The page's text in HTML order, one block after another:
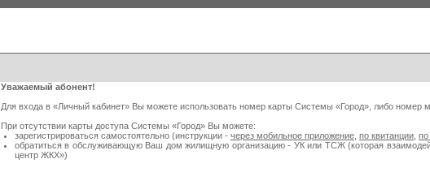
Уважаемый абонент!
Для входа в «Личный кабинет» Вы можете использовать номер карты Системы «Город», либо номер
При отсутствии карты доступа Системы «Город» Вы можете:
зарегистрироваться самостоятельно (инструкции - через мобильное приложение по квитанции по
обратиться в обслуживающую Ваш дом жилищную организацию - УК или ТСЖ (которая
центр ЖКХ»)